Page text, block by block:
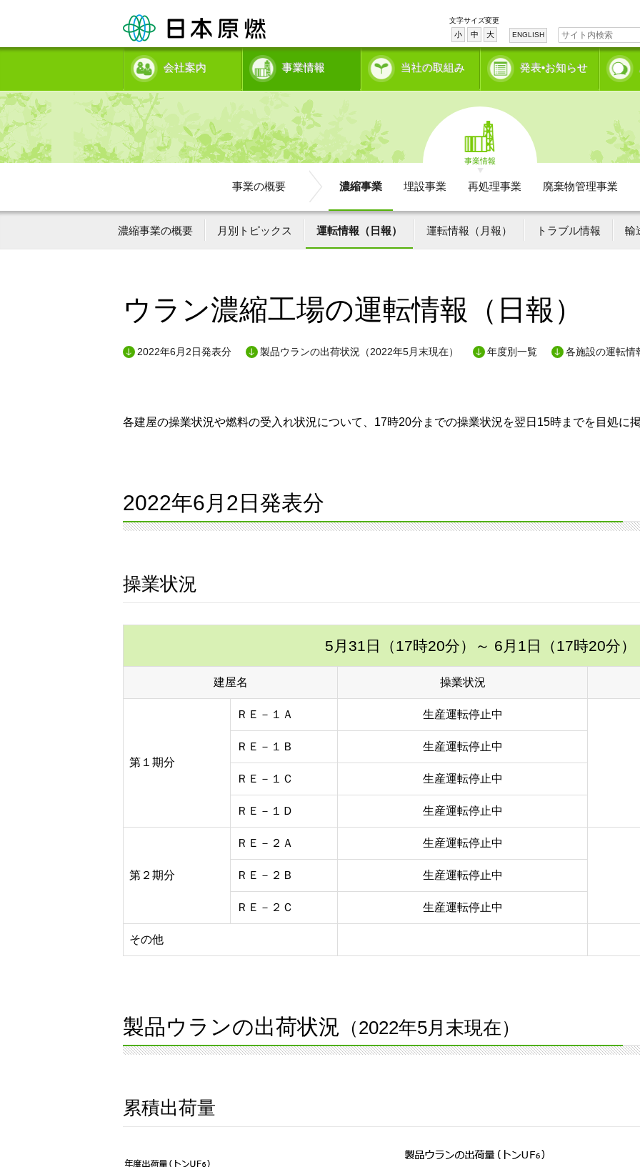
文字サイズ変更
小 中 大 ENGLISH
会社案内 事業情報 当社の取組み 発表•お知らせ
事業情報
事業の概要 濃縮事業 埋設事業 再処理事業 廃棄物管理事業
濃縮事業の概要 月別トピックス 運転情報（日報） 運転情報（月報） トラブル情報 輸
ウラン濃縮工場の運転情報（日報）
2022年6月2日発表分 製品ウランの出荷状況（2022年5月末現在） 年度別一覧 各施設の運転情
各建屋の操業状況や燃料の受入れ状況について、17時20分までの操業状況を翌日15時までを目処に
2022年6月2日発表分
操業状況
5月31日（17時20分） ～ 6月1日（17時20分）
建屋名 操業状況
第１期分
ＲＥ－１Ａ 生産運転停止中
ＲＥ－１Ｂ 生産運転停止中
ＲＥ－１Ｃ 生産運転停止中
ＲＥ－１Ｄ 生産運転停止中
第２期分
ＲＥ－２Ａ 生産運転停止中
ＲＥ－２Ｂ 生産運転停止中
ＲＥ－２Ｃ 生産運転停止中
その他
製品ウランの出荷状況 （2022年5月末現在）
累積出荷量